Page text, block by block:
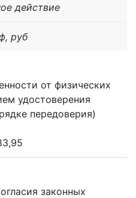
действие
руб
от физических
удостоверения
передоверия)
законных